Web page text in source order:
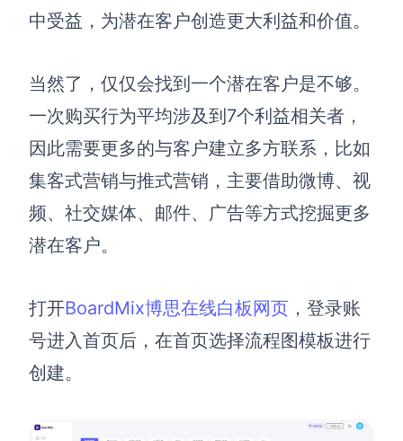
AI生成竞品分析
AI生成安索夫矩阵
AI生成Grow模型
AI生成AARRR模型
模板社区
管理功能定制 · 专业部署方案
中受益，为潜在客户创造更大利益和价值。
当然了，仅仅会找到一个潜在客户是不够。
一次购买行为平均涉及到7个利益相关者，
因此需要更多的与客户建立多方联系，比如
集客式营销与推式营销，主要借助微博、视
频、社交媒体、邮件、广告等方式挖掘更多
潜在客户。
打开BoardMix博思在线白板网页 ，登录账
号进入首页后，在首页选择流程图模板进行
创建。